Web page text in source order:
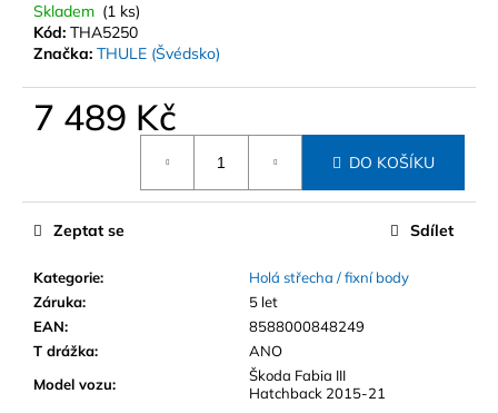
Skladem (1 ks)
Kód: THA5250
Značka: THULE (Švédsko)
7 489 Kč
DO KOŠÍKU
Kategorie:
Holá střecha / fixní body
Záruka:
5 let
EAN:
8588000848249
T drážka:
ANO
Model vozu:
Škoda Fabia III
Hatchback 2015-21
Zeptat se Sdílet